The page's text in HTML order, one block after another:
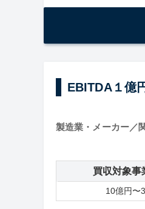
EBITDA１億
製造業・メーカー／
買収対象事
10億円〜